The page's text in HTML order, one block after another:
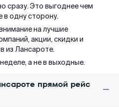
сразу. Это выгоднее чем
одну сторону.
на лучшие
акции, скидки и
из Лансароте.
а не в выходные.
прямой рейс